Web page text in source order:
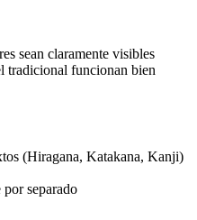
sean claramente visibles
tradicional funcionan bien
(Hiragana, Katakana, Kanji)
separado